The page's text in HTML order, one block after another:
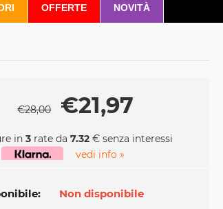
OFFERTE NOVITÀ
€28,00 €21,97
in 3rate da 7.32€ senza interessi
vedi info »
Non disponibile